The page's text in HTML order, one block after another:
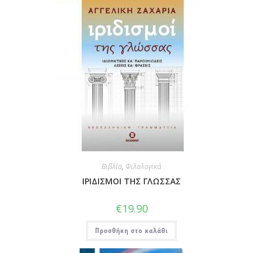
Βιβλία, Φιλολογικά
ΙΡΙΔΙΣΜΟΙ ΤΗΣ ΓΛΩΣΣΑΣ
€19.90
Προσθήκη στο καλάθι